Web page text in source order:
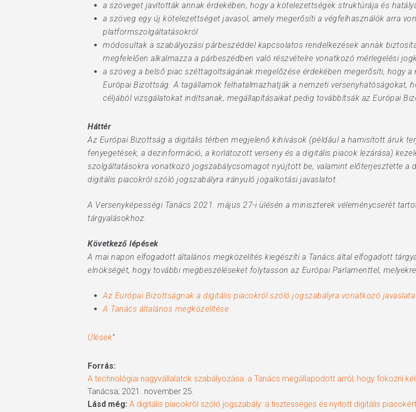
a szöveget javították annak érdekében, hogy a kötelezettségek struktúrája és
a szöveg egy új kötelezettséget javasol, amely megerősíti a végfelhasználók arra
platformszolgáltatásokról
módosultak a szabályozási párbeszéddel kapcsolatos rendelkezések annak
megfelelően alkalmazza a párbeszédben való részvételre vonatkozó mérlegelési
a szöveg a belső piac széttagoltságának megelőzése érdekében megerősíti, hogy
Európai Bizottság. A tagállamok felhatalmazhatják a nemzeti versenyhatóságokat,
céljából vizsgálatokat indítsanak, megállapításaikat pedig továbbítsák az Európai
Háttér
Az Európai Bizottság a digitális térben megjelenő kihívások (például a hamisított áruk
fenyegetések, a dezinformáció, a korlátozott verseny és a digitális piacok lezárása)
szolgáltatásokra vonatkozó jogszabálycsomagot nyújtott be, valamint előterjesztette a
digitális piacokról szóló jogszabályra irányuló jogalkotási javaslatot.
A Versenyképességi Tanács 2021. május 27-i ülésén a miniszterek véleménycserét
tárgyalásokhoz.
Következő lépések
A mai napon elfogadott általános megközelítés kiegészíti a Tanács által elfogadott
elnökségét, hogy további megbeszéléseket folytasson az Európai Parlamenttel, melyekre
Az Európai Bizottságnak a digitális piacokról szóló jogszabályra vonatkozó javaslata
A Tanács általános megközelítése
Ülések”
Forrás:
A technológiai nagyvállalatok szabályozása: a Tanács megállapodott arról, hogy fokozni
Tanácsa; 2021. november 25.
Lásd még: A digitális piacokról szóló jogszabály: a tisztességes és nyitott digitális piacokért